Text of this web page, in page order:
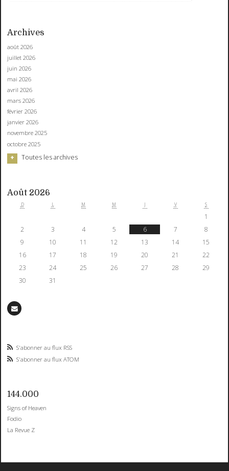
Archives
août 2026
juillet 2026
juin 2026
mai 2026
avril 2026
mars 2026
février 2026
janvier 2026
novembre 2025
octobre 2025
Toutes les archives
Août 2026
D L M M J V S
1
2
3 4 5 6 7
8
9
10 11 12 13 14
15
16
17 18 19 20 21
22
23
24 25 26 27 28
29
30
31
S'abonner au flux RSS
S'abonner au flux ATOM
144.000
Signs of Heaven
Fodio
La Revue Z